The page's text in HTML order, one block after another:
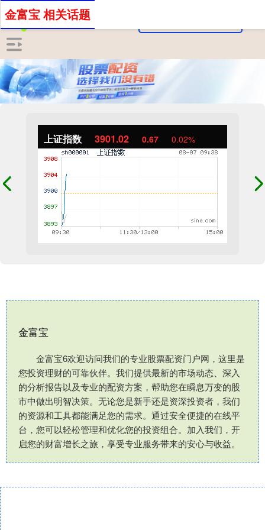
上证指数 3900.87 0.52 0.01%
金富宝
金富宝6欢迎访问我们的专业股票配资门户网，这里是
您投资理财的可靠伙伴。我们提供最新的市场动态、深入
的分析报告以及专业的配资方案，帮助您在瞬息万变的股
市中做出明智决策。无论您是新手还是资深投资者，我们
的资源和工具都能满足您的需求。通过安全便捷的在线平
台，您可以轻松管理和优化您的投资组合。加入我们，开
启您的财富增长之旅，享受专业服务带来的安心与收益。
金富宝 相关话题